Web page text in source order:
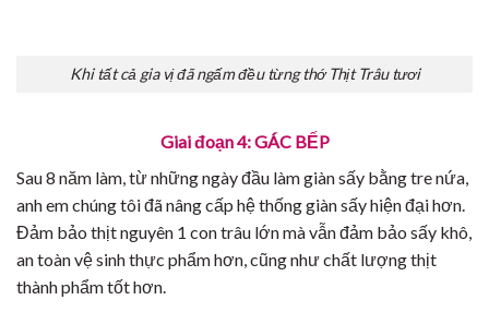
Khi tất cả gia vị đã ngấm đều từng thớ Thịt Trâu tươi
Giai đoạn 4: GÁC BẾP
Sau 8 năm làm, từ những ngày đầu làm giàn sấy bằng tre nứa,
anh em chúng tôi đã nâng cấp hệ thống giàn sấy hiện đại hơn.
Đảm bảo thịt nguyên 1 con trâu lớn mà vẫn đảm bảo sấy khô,
an toàn vệ sinh thực phẩm hơn, cũng như chất lượng thịt
thành phẩm tốt hơn.